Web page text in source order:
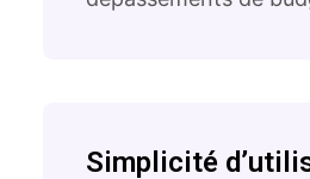
Simplicité